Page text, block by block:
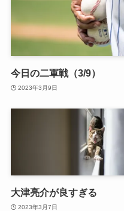
今日の二軍戦（3/9）
2023年3月9日
大津亮介が良すぎる
2023年3月7日